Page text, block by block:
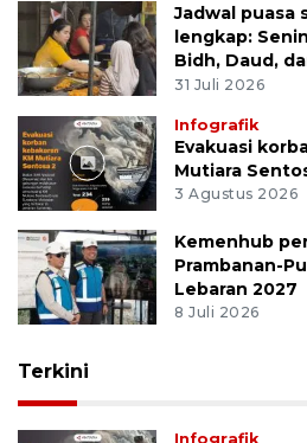
Jadwal puasa
lengkap:
Bidh, Daud,
31 Juli 2026
Infografik
Evakuasi
Mutiara
3 Agustus 2026
Kemenhub
Prambanan-
Lebaran 2027
8 Juli 2026
Terkini
Infografik